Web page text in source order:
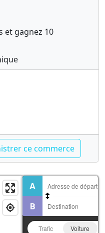
et gagnez 10
Trafic Voiture